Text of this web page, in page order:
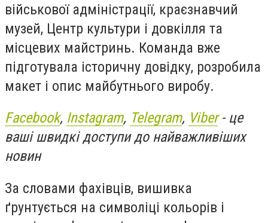
військової адміністрації, краєзнавчий
музей, Центр культури і довкілля та
місцевих майстринь. Команда вже
підготувала історичну довідку, розробила
макет і опис майбутнього виробу.
Facebook, Instagram, Telegram, Viber- це
ваші швидкі доступи до найважливіших
новин
За словами фахівців, вишивка
ґрунтується на символіці кольорів і